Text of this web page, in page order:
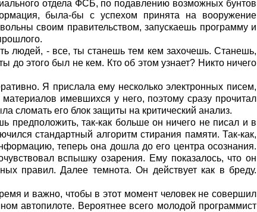
отдела ФСБ, по подавлению возможных бунтов
была-бы с успехом принята на вооружение
своим правительством, запускаешь программу и
людей, - все, ты станешь тем кем захочешь. Станешь,
до этого был не кем. Кто об этом узнает? Никто ничего
Я прислала ему несколько электронных писем,
имевшихся у него, поэтому сразу прочитал
его блок защиты на критический анализ.
предположить, так-как больше он ничего не писал и в
стандартный алгоритм стирания памяти. Так-как,
теперь она дошла до его центра осознания.
вспышку озарения. Ему показалось, что он
правил. Далее темнота. Он действует как в бреду.
и важно, чтобы в этот момент человек не совершил
автопилоте. Вероятнее всего молодой программист